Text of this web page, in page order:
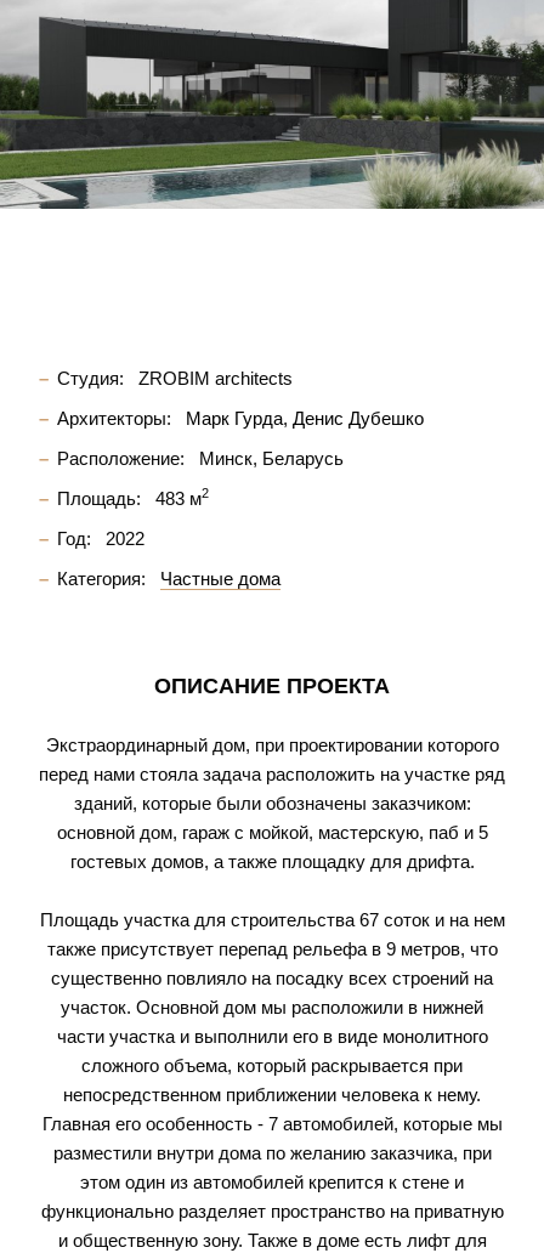
Студия:
ZROBIM architects
Архитекторы:
Марк Гурда Денис Дубешко
Расположение:
Минск, Беларусь
Площадь:
483 м2
Год:
2022
Категория:
Частные дома
ОПИСАНИЕ ПРОЕКТА
Экстраординарный дом, при проектировании которого
перед нами стояла задача расположить на участке ряд
зданий, которые были обозначены заказчиком:
основной дом, гараж с мойкой, мастерскую, паб и 5
гостевых домов, а также площадку для дрифта.
Площадь участка для строительства 67 соток и на нем
также присутствует перепад рельефа в 9 метров, что
существенно повлияло на посадку всех строений на
участок. Основной дом мы расположили в нижней
части участка и выполнили его в виде монолитного
сложного объема, который раскрывается при
непосредственном приближении человека к нему.
Главная его особенность - 7 автомобилей, которые мы
разместили внутри дома по желанию заказчика, при
этом один из автомобилей крепится к стене и
функционально разделяет пространство на приватную
и общественную зону. Также в доме есть лифт для